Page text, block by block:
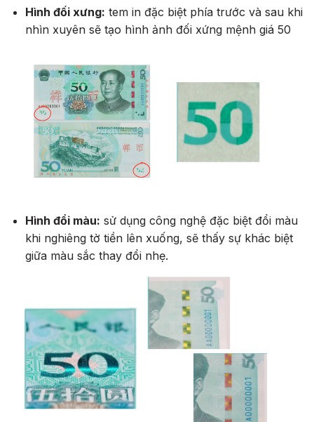
Hình đối xưng: tem in đặc biệt phía trước và sau khi
nhìn xuyên sẽ tạo hình ảnh đối xứng mệnh giá 50
Hình đổi màu: sử dụng công nghệ đặc biệt đổi màu
khi nghiêng tờ tiền lên xuống, sẽ thấy sự khác biệt
giữa màu sắc thay đổi nhẹ.